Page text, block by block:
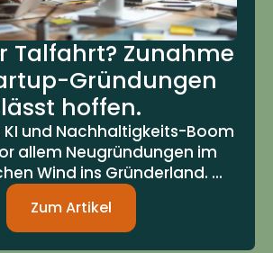
Talfahrt? Zunahme
Gründungen
lässt hoffen.
KI und Nachhaltigkeits-Boom
allem Neugründungen im
Wind ins Gründerland. ...
Zum Artikel